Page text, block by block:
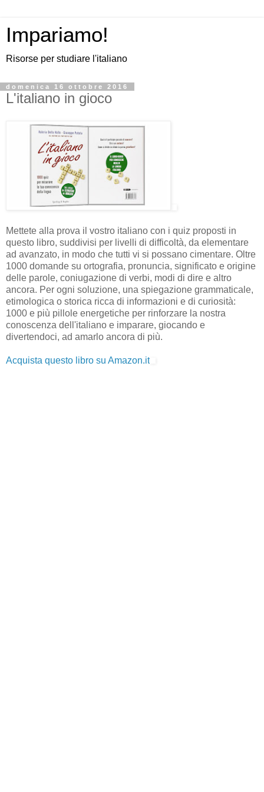
Impariamo!
Risorse per studiare l'italiano
domenica 16 ottobre 2016
L'italiano in gioco
Mettete alla prova il vostro italiano con i quiz proposti in
questo libro, suddivisi per livelli di difficoltà, da elementare
ad avanzato, in modo che tutti vi si possano cimentare. Oltre
1000 domande su ortografia, pronuncia, significato e origine
delle parole, coniugazione di verbi, modi di dire e altro
ancora. Per ogni soluzione, una spiegazione grammaticale,
etimologica o storica ricca di informazioni e di curiosità:
1000 e più pillole energetiche per rinforzare la nostra
conoscenza dell'italiano e imparare, giocando e
divertendoci, ad amarlo ancora di più.
Acquista questo libro su Amazon.it